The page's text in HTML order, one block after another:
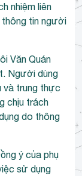
nhiệm liên
thông tin người
Văn Quán
. Người dùng
và trung thực
chịu trách
do thông
ý của phụ
sử dụng